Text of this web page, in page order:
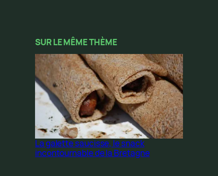
SUR LE MÊME THÈME
La galette saucisse, le snack
incontournable de la Bretagne